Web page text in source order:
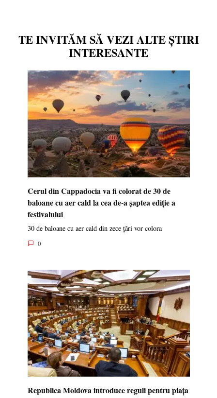
TE INVITĂM SĂ VEZI ALTE ȘTIRI
INTERESANTE
Cerul din Cappadocia va fi colorat de 30 de
baloane cu aer cald la cea de-a șaptea ediție a
festivalului
30 de baloane cu aer cald din zece țări vor colora
0
Republica Moldova introduce reguli pentru piața